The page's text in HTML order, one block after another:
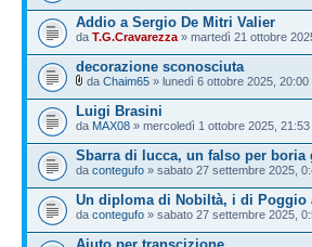
Addio a Sergio De Mitri Valier
da T.G.Cravarezza » martedì 21 ottobre
decorazione sconosciuta
da Chaim65 » lunedì 6 ottobre 2025, 20:00
Luigi Brasini
da MAX08 » mercoledì 1 ottobre 2025, 21:53
Sbarra di lucca, un falso per boria
da contegufo » sabato 27 settembre 2025,
Un diploma di Nobiltà, i di Poggio
da contegufo » sabato 27 settembre 2025,
Aiuto per transcizione